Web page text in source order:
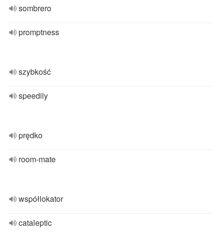
sombrero
promptness
szybkość
speedily
prędko
room-mate
współlokator
cataleptic